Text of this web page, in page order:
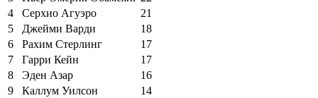
4
Серхио Агуэро
21
5
Джейми Варди
18
6
Рахим Стерлинг
17
7
Гарри Кейн
17
8
Эден Азар
16
9
Каллум Уилсон
14